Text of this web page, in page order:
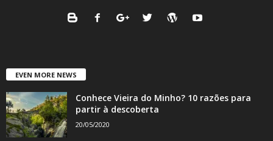
EVEN MORE NEWS
Conhece Vieira do Minho? 10 razões para
partir à descoberta
20/05/2020